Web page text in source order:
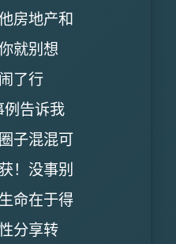
房地产和
就别想
了行
例告诉我
子混混可
！没事别
命在于得
分享转